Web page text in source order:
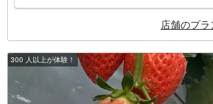
店舗のプ
300 人以上が体験！